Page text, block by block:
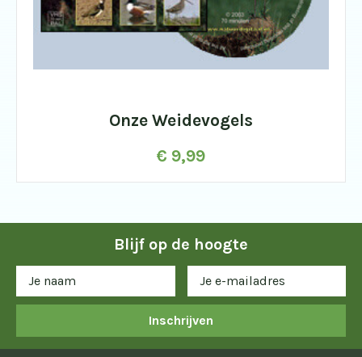
Onze Weidevogels
€ 9,99
Blijf op de hoogte
Inschrijven